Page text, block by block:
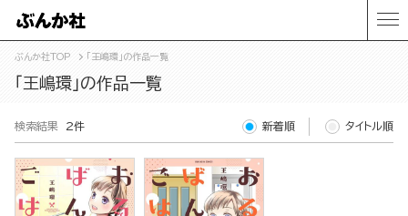
ぶんか社TOP 「王嶋環」の作品一覧
「王嶋環」の作品一覧
検索結果 2件 新着順 タイトル順